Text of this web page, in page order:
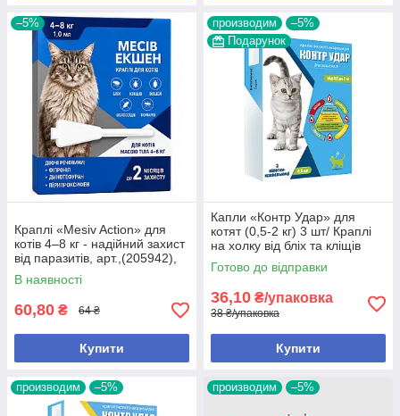
–5%
Краплі «Mesiv Action» для
котів 4–8 кг - надійний захист
від паразитів, арт.,(205942),
4-8 кг
В наявності
60,80 ₴ 64 ₴
Купити
производим
–5%
Подарунок
Капли «Контр Удар» для
котят (0,5-2 кг) 3 шт/ Краплі
на холку від бліх та кліщів
Готово до відправки
36,10 ₴/упаковка
38 ₴/упаковка
Купити
производим –5% производим –5%